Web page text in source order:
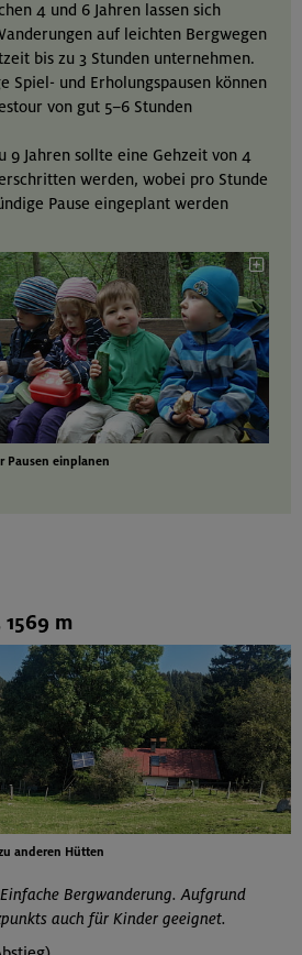
4 und 6 Jahren lassen sich
auf leichten Bergwegen
bis zu 3 Stunden unternehmen.
Spiel- und Erholungspausen können
von gut 5–6 Stunden
9 Jahren sollte eine Gehzeit von 4
werden, wobei pro Stunde
Pause eingeplant werden
Pausen einplanen
m
anderen Hütten
Bergwanderung. Aufgrund
auch für Kinder geeignet.